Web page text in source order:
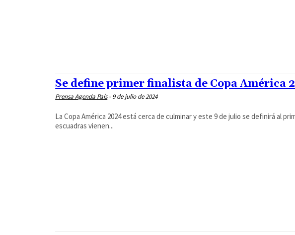
Se define primer finalista de Copa América
Prensa Agenda País - 9 de julio de 2024
La Copa América 2024 está cerca de culminar y este 9 de julio se definirá al
escuadras vienen...